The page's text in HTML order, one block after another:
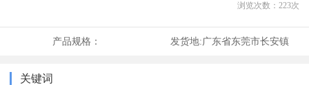
浏览次数： 223次
产品规格： 发货地:广东省东莞市长安镇
关键词